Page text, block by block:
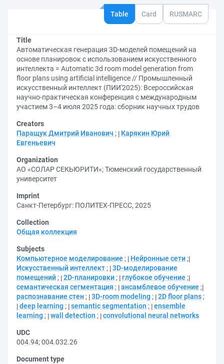
Table Card RUSMARC
Title
Автоматическая генерация 3D-моделей помещений на
основе планировок с использованием искусственного
интеллекта = Automatic 3d room model generation from
floor plans using artificial intelligence // Промышленный
искусственный интеллект (ПИИ'2025): Всероссийская
научно-практическая конференция с международным
участием 3–4 июля 2025 года: cборник научных трудов
Creators
Паращук Дмитрий Иванович ;
Карякин Юрий
Евгеньевич
Organization
АО «СОЛАР СЕКЬЮРИТИ»;Тюменский государственный
университет
Imprint
Санкт-Петербург: ПОЛИТЕХ-ПРЕСС, 2025
Collection
Общая коллекция
Subjects
Компьютерное моделирование ; Нейронные сети ;
Искусственный интеллект ; 3D-моделирование
помещений ; 2D-планировки ; глубокое обучение ;
семантическая сегментация ; ансамблевое обучение ;
распознавание стен ; 3D-room modeling ; 2D floor plans ;
deep learning ; semantic segmentation ; ensemble
learning ; wall detection ; convolutional neural networks
UDC
004.94;004.032.26
Document type